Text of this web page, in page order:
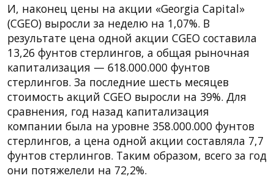
И, наконец цены на акции «Georgia Capital»
(CGEO) выросли за неделю на 1,07%. В
результате цена одной акции CGEO составила
13,26 фунтов стерлингов, а общая рыночная
капитализация — 618.000.000 фунтов
стерлингов. За последние шесть месяцев
стоимость акций CGEO выросли на 39%. Для
сравнения, год назад капитализация
компании была на уровне 358.000.000 фунтов
стерлингов, а цена одной акции составляла 7,7
фунтов стерлингов. Таким образом, всего за год
они потяжелели на 72,2%.